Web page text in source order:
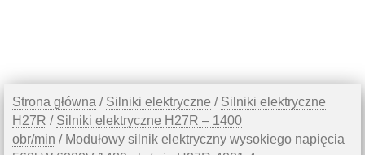
Strona główna / Silniki elektryczne / Silniki elektryczne
H27R / Silniki elektryczne H27R – 1400
obr/min / Modułowy silnik elektryczny wysokiego napięcia